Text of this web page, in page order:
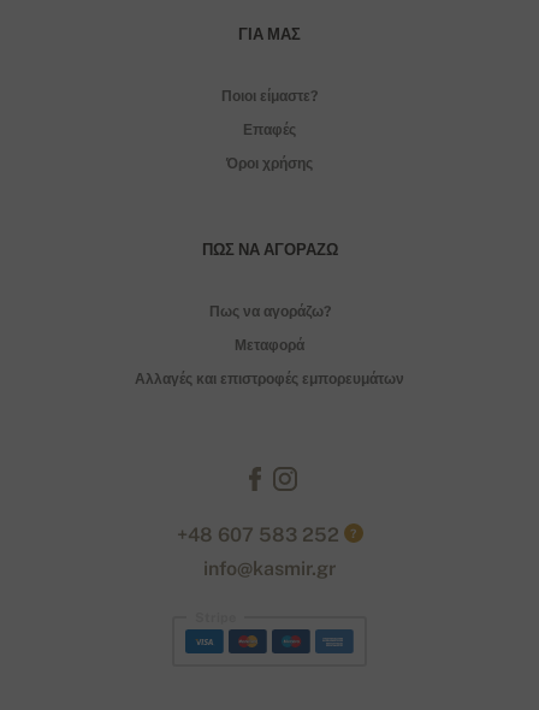
ΓΙΑ ΜΑΣ
Ποιοι είμαστε?
Επαφές
Όροι χρήσης
ΠΏΣ ΝΑ ΑΓΟΡΆΖΩ
Πως να αγοράζω?
Μεταφορά
Αλλαγές και επιστροφές εμπορευμάτων
+48 607 583 252 ?
info@kasmir.gr